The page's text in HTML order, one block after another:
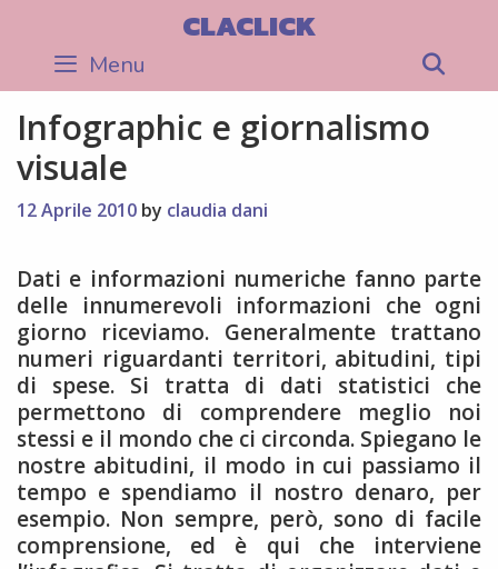
content
CLACLICK
Menu
Infographic e giornalismo
visuale
12 Aprile 2010 by claudia dani
Dati e informazioni numeriche fanno parte
delle innumerevoli informazioni che ogni
giorno riceviamo. Generalmente trattano
numeri riguardanti territori, abitudini, tipi
di spese. Si tratta di dati statistici che
permettono di comprendere meglio noi
stessi e il mondo che ci circonda. Spiegano le
nostre abitudini, il modo in cui passiamo il
tempo e spendiamo il nostro denaro, per
esempio. Non sempre, però, sono di facile
comprensione, ed è qui che interviene